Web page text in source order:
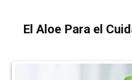
El Aloe Para el